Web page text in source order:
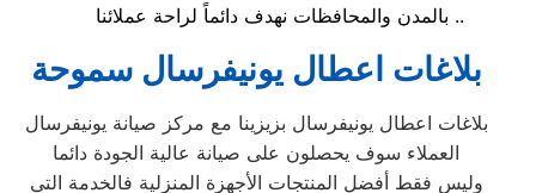
بالمدن والمحافظات نهدف دائماً لراحة عملائنا ..
بلاغات اعطال يونيفرسال سموحة
بلاغات اعطال يونيفرسال بزيزينا مع مركز صيانة يونيفرسال
العملاء سوف يحصلون على صيانة عالية الجودة دائما
وليس فقط أفضل المنتجات الأجهزة المنزلية فالخدمة التي